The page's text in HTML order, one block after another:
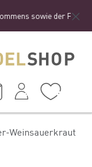
sowie der
Weinsauerkraut